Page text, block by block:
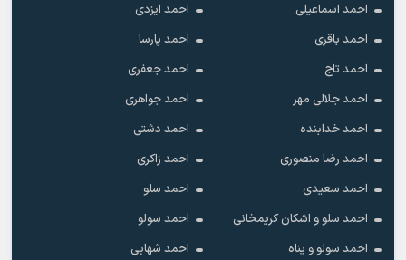
احمد اسماعیلی
احمد ایزدی
احمد باقری
احمد پارسا
احمد تاج
احمد جعفری
احمد جلالی مهر
احمد جواهری
احمد خدابنده
احمد دشتی
احمد رضا منصوری
احمد زاکری
احمد سعیدی
احمد سلو
احمد سلو و اشکان کریمخانی
احمد سولو
احمد سولو و پناه
احمد شهابی